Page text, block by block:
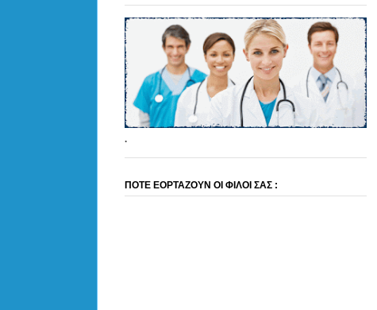
.
ΠΟΤΕ ΕΟΡΤΑΖΟΥΝ ΟΙ ΦΙΛΟΙ ΣΑΣ :